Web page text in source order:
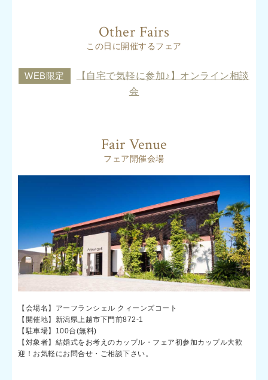
Other Fairs
この日に開催するフェア
WEB限定
【自宅で気軽に参加♪】オンライン相談
会
Fair Venue
フェア開催会場
【会場名】アーフランシェル クィーンズコート
【開催地】新潟県上越市下門前872-1
【駐車場】100台(無料)
【対象者】結婚式をお考えのカップル・フェア初参加カップル大歓
迎！お気軽にお問合せ・ご相談下さい。